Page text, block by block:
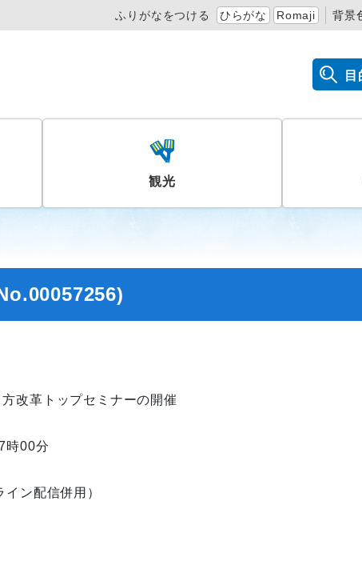
ふりがなをつける ひらがな Romaji 背景
観光
改革トップセミナーの開催
時00分
ン配信併用）